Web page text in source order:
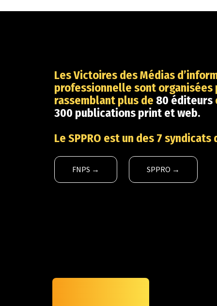
Les Victoires des Médias
professionnelle sont
rassemblant plus de 80 éditeurs
300 publications print et web.
Le SPPRO est un des 7
FNPS → SPPRO →